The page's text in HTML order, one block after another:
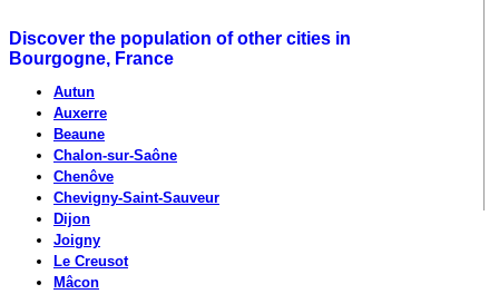
Discover the population of other cities in
Bourgogne, France
Autun
Auxerre
Beaune
Chalon-sur-Saône
Chenôve
Chevigny-Saint-Sauveur
Dijon
Joigny
Le Creusot
Mâcon